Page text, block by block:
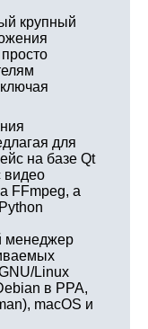
крупный
для
на базе Qt
видео
FFmpeg, а
менеджер
Linux
в PPA,
macOS и